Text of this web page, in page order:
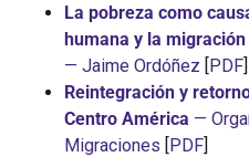
La pobreza como
humana y la
— Jaime Ordóñez [PDF]
Reintegración y
Centro América —
Migraciones [PDF]